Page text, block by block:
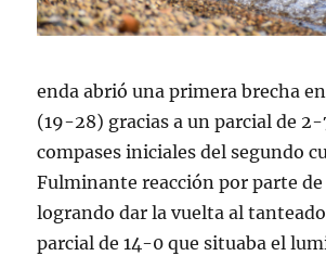
enda abrió una primera brecha
(19-28) gracias a un parcial de 2-
compases iniciales del segundo
Fulminante reacción por parte
logrando dar la vuelta al
parcial de 14-0 que situaba el